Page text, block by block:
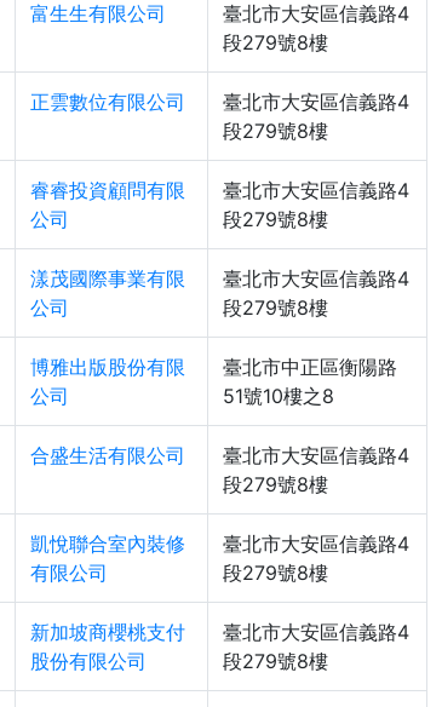
富生生有限公司
臺北市大安區信義路4
段279號8樓
正雲數位有限公司
臺北市大安區信義路4
段279號8樓
睿睿投資顧問有限
公司
臺北市大安區信義路4
段279號8樓
漾茂國際事業有限
公司
臺北市大安區信義路4
段279號8樓
博雅出版股份有限
公司
臺北市中正區衡陽路
51號10樓之8
合盛生活有限公司
臺北市大安區信義路4
段279號8樓
凱悅聯合室內裝修
有限公司
臺北市大安區信義路4
段279號8樓
新加坡商櫻桃支付
股份有限公司
臺北市大安區信義路4
段279號8樓